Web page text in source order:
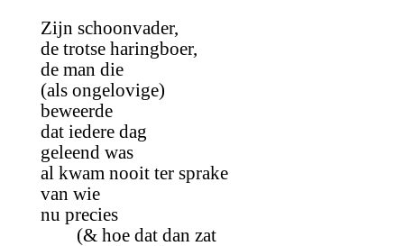
Zijn schoonvader,
de trotse haringboer,
de man die
(als ongelovige)
beweerde
dat iedere dag
geleend was
al kwam nooit ter sprake
van wie
nu precies
(& hoe dat dan zat